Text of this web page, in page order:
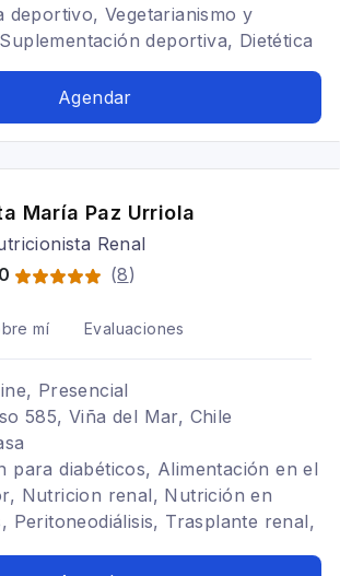
deportivo, Vegetarianismo y
deportiva, Dietética
Agendar
María Paz Urriola
Renal
(8)
mí Evaluaciones
Presencial
585, Viña del Mar, Chile
para diabéticos, Alimentación en el
Nutricion renal, Nutrición en
Peritoneodiálisis, Trasplante renal,